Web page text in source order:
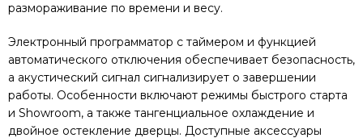
размораживание по времени и весу.
Электронный программатор с таймером и функцией
автоматического отключения обеспечивает безопасность,
а акустический сигнал сигнализирует о завершении
работы. Особенности включают режимы быстрого старта
и Showroom, а также тангенциальное охлаждение и
двойное остекление дверцы. Доступные аксессуары